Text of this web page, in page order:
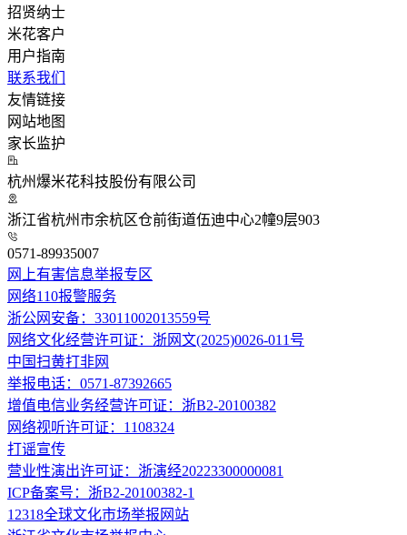
招贤纳士
米花客户
用户指南
联系我们
友情链接
网站地图
家长监护
杭州爆米花科技股份有限公司
浙江省杭州市余杭区仓前街道伍迪中心2幢9层903
0571-89935007
网上有害信息举报专区
网络110报警服务
浙公网安备：33011002013559号
网络文化经营许可证：浙网文(2025)0026-011号
中国扫黄打非网
举报电话：0571-87392665
增值电信业务经营许可证：浙B2-20100382
网络视听许可证：1108324
打谣宣传
营业性演出许可证：浙演经20223300000081
ICP备案号：浙B2-20100382-1
12318全球文化市场举报网站